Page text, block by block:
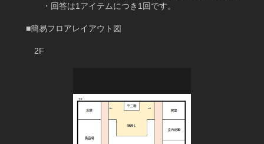
・回答は1アイテムにつき1回です。
■簡易フロアレイアウト図
2F